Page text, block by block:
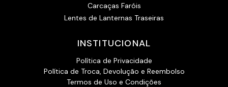
Carcaças Faróis
Lentes de Lanternas Traseiras
INSTITUCIONAL
Política de Privacidade
Política de Troca, Devolução e Reembolso
Termos de Uso e Condições